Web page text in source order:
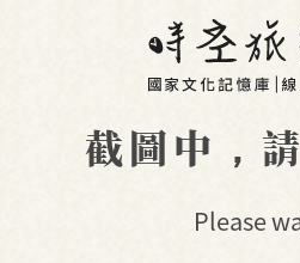
截圖中，
Please